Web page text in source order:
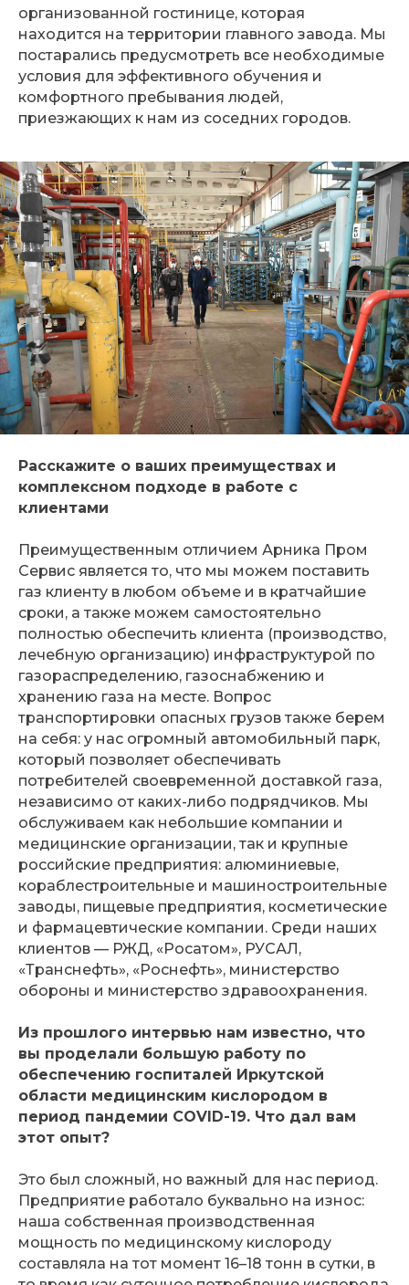
организованной гостинице, которая
находится на территории главного завода. Мы
постарались предусмотреть все необходимые
условия для эффективного обучения и
комфортного пребывания людей,
приезжающих к нам из соседних городов.
Расскажите о ваших преимуществах и
комплексном подходе в работе с
клиентами
Преимущественным отличием Арника Пром
Сервис является то, что мы можем поставить
газ клиенту в любом объеме и в кратчайшие
сроки, а также можем самостоятельно
полностью обеспечить клиента (производство,
лечебную организацию) инфраструктурой по
газораспределению, газоснабжению и
хранению газа на месте. Вопрос
транспортировки опасных грузов также берем
на себя: у нас огромный автомобильный парк,
который позволяет обеспечивать
потребителей своевременной доставкой газа,
независимо от каких-либо подрядчиков. Мы
обслуживаем как небольшие компании и
медицинские организации, так и крупные
российские предприятия: алюминиевые,
кораблестроительные и машиностроительные
заводы, пищевые предприятия, косметические
и фармацевтические компании. Среди наших
клиентов — РЖД, «Росатом», РУСАЛ,
«Транснефть», «Роснефть», министерство
обороны и министерство здравоохранения.
Из прошлого интервью нам известно, что
вы проделали большую работу по
обеспечению госпиталей Иркутской
области медицинским кислородом в
период пандемии COVID-19. Что дал вам
этот опыт?
Это был сложный, но важный для нас период.
Предприятие работало буквально на износ:
наша собственная производственная
мощность по медицинскому кислороду
составляла на тот момент 16–18 тонн в сутки, в